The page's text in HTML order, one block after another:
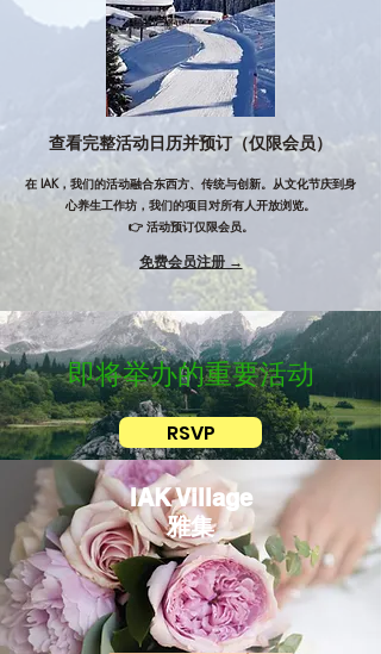
查看完整活动日历并预订（仅限会员）
在 IAK，我们的活动融合东西方、传统与创新。从文化节庆到身
心养生工作坊，我们的项目对所有人开放浏览。
👉 活动预订仅限会员。
免费会员注册 →
即将举办的重要活动
RSVP
IAK Village
雅集